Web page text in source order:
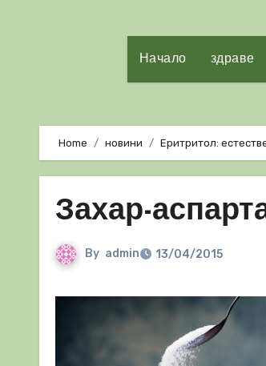
Начало здраве
Home новини Еритритол:
Захар-
By admin 13/04/2015